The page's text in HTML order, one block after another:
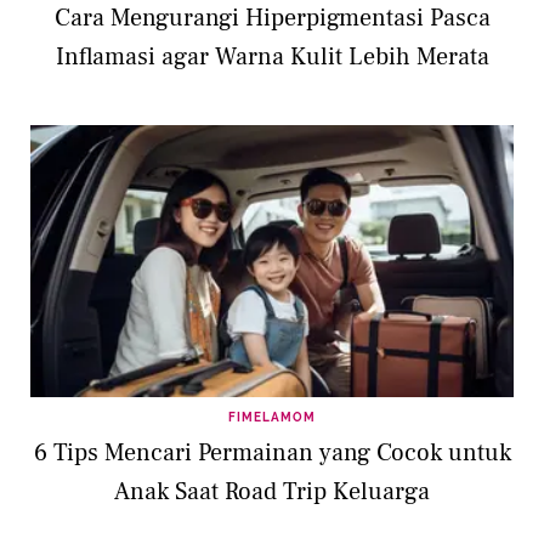
Cara Mengurangi Hiperpigmentasi Pasca
Inflamasi agar Warna Kulit Lebih Merata
FIMELAMOM
6 Tips Mencari Permainan yang Cocok untuk
Anak Saat Road Trip Keluarga